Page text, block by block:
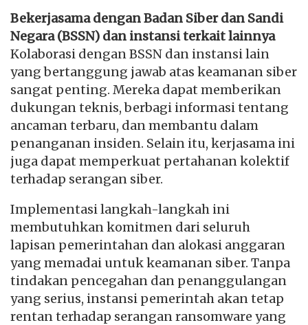
Bekerjasama dengan Badan Siber dan Sandi
Negara (BSSN) dan instansi terkait lainnya
Kolaborasi dengan BSSN dan instansi lain
yang bertanggung jawab atas keamanan siber
sangat penting. Mereka dapat memberikan
dukungan teknis, berbagi informasi tentang
ancaman terbaru, dan membantu dalam
penanganan insiden. Selain itu, kerjasama ini
juga dapat memperkuat pertahanan kolektif
terhadap serangan siber.
Implementasi langkah-langkah ini
membutuhkan komitmen dari seluruh
lapisan pemerintahan dan alokasi anggaran
yang memadai untuk keamanan siber. Tanpa
tindakan pencegahan dan penanggulangan
yang serius, instansi pemerintah akan tetap
rentan terhadap serangan ransomware yang